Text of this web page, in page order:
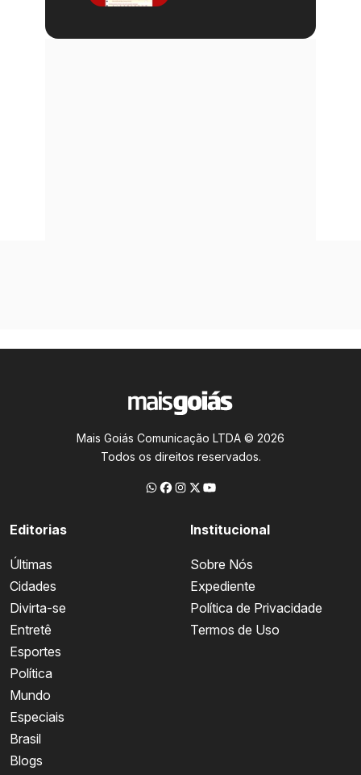
Mais Goiás Comunicação LTDA © 2026
Todos os direitos reservados.
Editorias
Últimas
Cidades
Divirta-se
Entretê
Esportes
Política
Mundo
Especiais
Brasil
Blogs
Institucional
Sobre Nós
Expediente
Política de Privacidade
Termos de Uso